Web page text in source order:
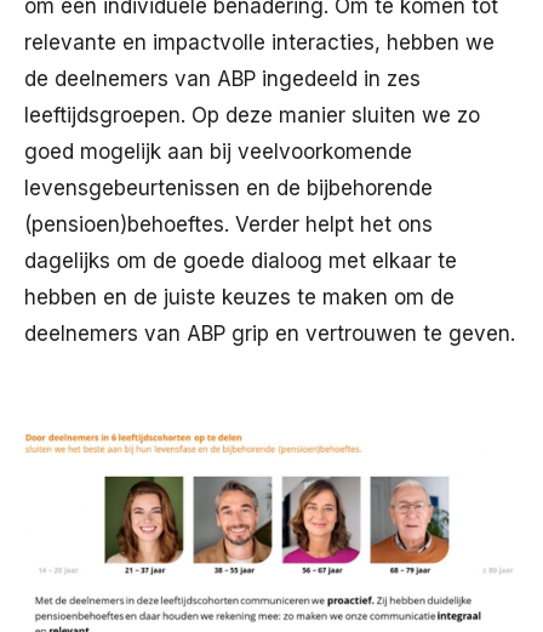
om een individuele benadering. Om te komen tot
relevante en impactvolle interacties, hebben we
de deelnemers van ABP ingedeeld in zes
leeftijdsgroepen. Op deze manier sluiten we zo
goed mogelijk aan bij veelvoorkomende
levensgebeurtenissen en de bijbehorende
(pensioen)behoeftes. Verder helpt het ons
dagelijks om de goede dialoog met elkaar te
hebben en de juiste keuzes te maken om de
deelnemers van ABP grip en vertrouwen te geven.